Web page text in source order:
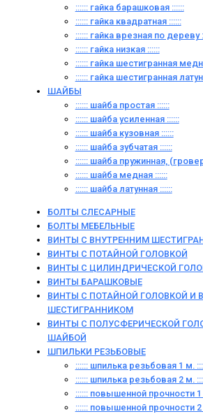
:::::: гайка барашковая ::::::
:::::: гайка квадратная ::::::
:::::: гайка врезная по дереву
:::::: гайка низкая ::::::
:::::: гайка шестигранная
:::::: гайка шестигранная
ШАЙБЫ
:::::: шайба простая ::::::
:::::: шайба усиленная ::::::
:::::: шайба кузовная ::::::
:::::: шайба зубчатая ::::::
:::::: шайба пружинная,
:::::: шайба медная ::::::
:::::: шайба латунная ::::::
БОЛТЫ СЛЕСАРНЫЕ
БОЛТЫ МЕБЕЛЬНЫЕ
ВИНТЫ С ВНУТРЕННИМ
ВИНТЫ С ПОТАЙНОЙ ГОЛОВКОЙ
ВИНТЫ С ЦИЛИНДРИЧЕСКОЙ
ВИНТЫ БАРАШКОВЫЕ
ВИНТЫ С ПОТАЙНОЙ ГОЛОВКОЙ И
ШЕСТИГРАННИКОМ
ВИНТЫ С ПОЛУСФЕРИЧЕСКОЙ
ШАЙБОЙ
ШПИЛЬКИ РЕЗЬБОВЫЕ
:::::: шпилька резьбовая 1 м.
:::::: шпилька резьбовая 2 м.
:::::: повышенной прочности 1
:::::: повышенной прочности 2